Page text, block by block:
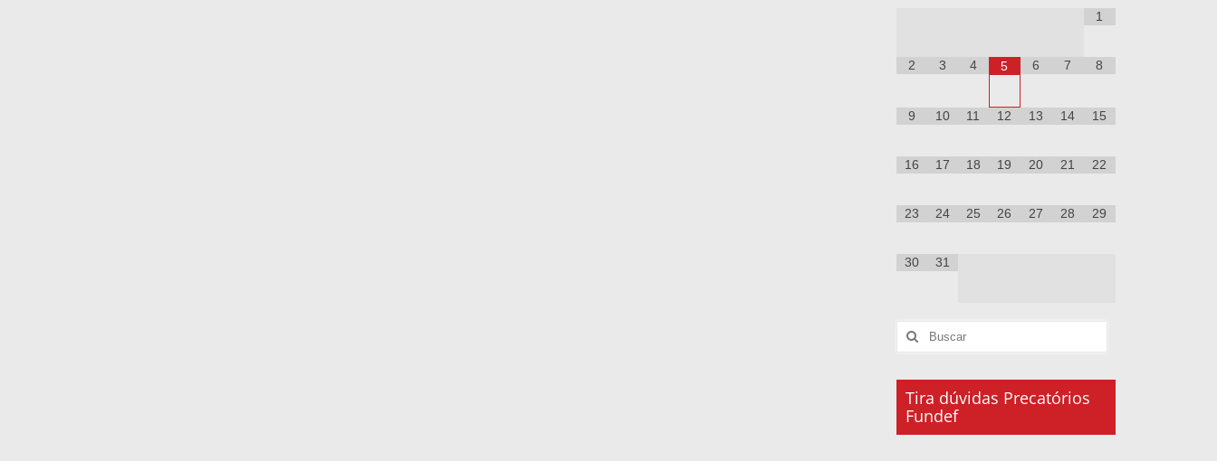
1
2 3 4 5 6 7 8
9 10 11 12 13 14 15
16 17 18 19 20 21 22
23 24 25 26 27 28 29
30 31
Tira dúvidas Precatórios
Fundef